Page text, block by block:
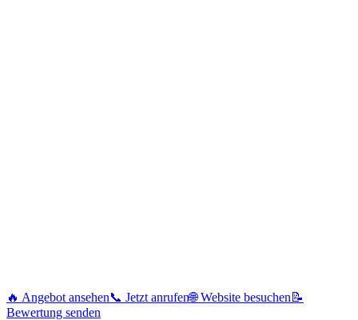
🔥 Angebot ansehen📞 Jetzt anrufen🌐 Website besuchen 📝
Bewertung senden